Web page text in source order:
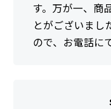
す。万が一、商
とがございまし
ので、お電話に